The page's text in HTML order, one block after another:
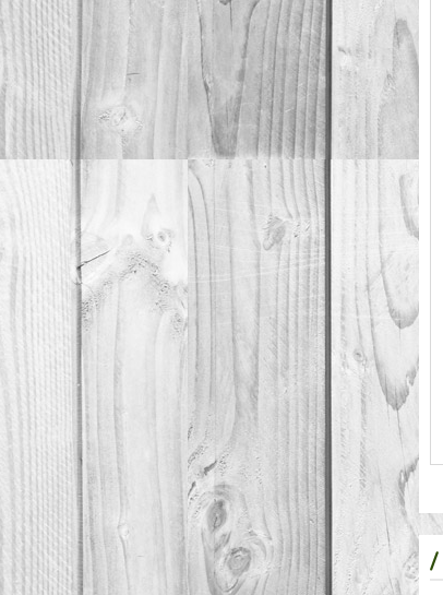
/